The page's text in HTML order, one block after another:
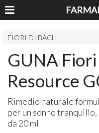
FIORI DI BACH
GUNA
Resource
Rimedio naturale
per un sonno
da 20 ml